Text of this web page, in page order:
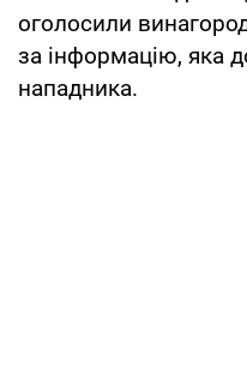
оголосили
за інформацію, яка
нападника.